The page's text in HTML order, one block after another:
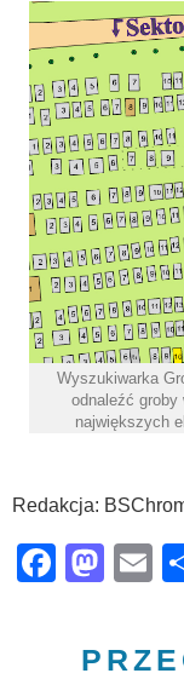
Wyszukiwarka
odnaleźć
największych
Redakcja: